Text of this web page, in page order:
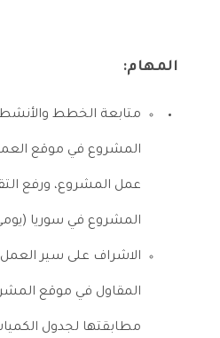
المهام:
متابعة الخطط
المشروع في موقع
عمل المشروع، ورفع
المشروع في سوريا
الاشراف على سير العمل
المقاول في موقع
مطابقتها لجدول